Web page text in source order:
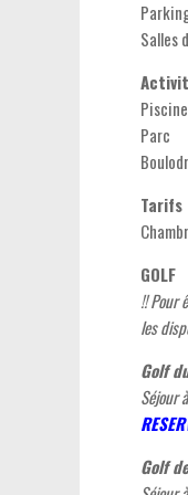
Salles
Parc
Tarifs
GOLF
!! Pour
les
Golf
Séjour
Golf